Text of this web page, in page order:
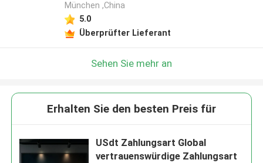
München ,China
5.0
Überprüfter Lieferant
Sehen Sie mehr an
Erhalten Sie den besten Preis für
USdt Zahlungsart Global
vertrauenswürdige Zahlungsart